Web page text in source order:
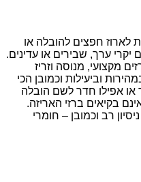
לארוז חפצים להובלה או
ערך, שבירים או עדינים.
מקצועי, מנוסה וזריז
וביעילות וכמובן הכי
אפילו חדר לשם הובלה
בקיאים ברזי האריזה.
רב וכמובן – חומרי